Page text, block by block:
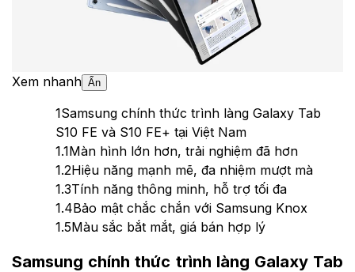
Xem nhanh Ẩn
1Samsung chính thức trình làng Galaxy Tab
S10 FE và S10 FE+ tại Việt Nam
1.1Màn hình lớn hơn, trải nghiệm đã hơn
1.2Hiệu năng mạnh mẽ, đa nhiệm mượt mà
1.3Tính năng thông minh, hỗ trợ tối đa
1.4Bảo mật chắc chắn với Samsung Knox
1.5Màu sắc bắt mắt, giá bán hợp lý
Samsung chính thức trình làng Galaxy Tab